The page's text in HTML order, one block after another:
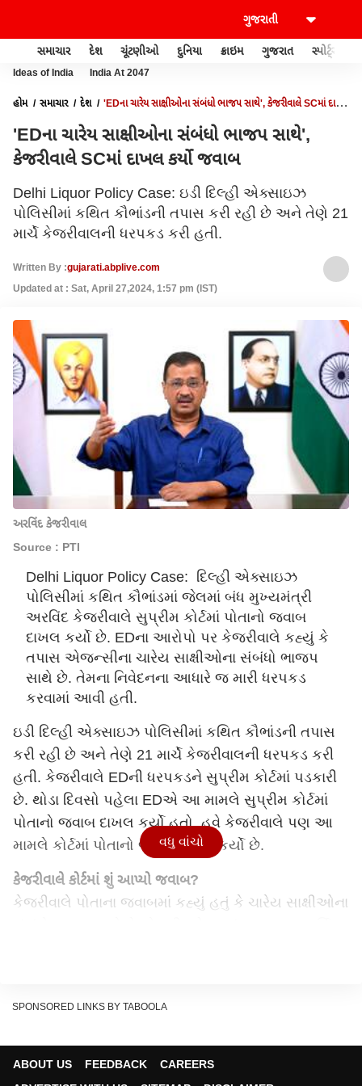
સમાચાર દેશ ચૂંટણીઓ દુનિયા ક્રાઇમ ગુજરાત સ્પોર્ટ્સ
Ideas of India India At 2047
હોમ સમાચાર દેશ
'EDના ચારેય સાક્ષીઓના સંબંધો ભાજપ સાથે', કેજરીવાલે SCમાં દાખલ
'EDના ચારેય સાક્ષીઓના સંબંધો ભાજપ સાથે',
કેજરીવાલે SCમાં દાખલ કર્યો જવાબ
Delhi Liquor Policy Case: ઇડી દિલ્હી એક્સાઇઝ
પોલિસીમાં કથિત કૌભાંડની તપાસ કરી રહી છે અને તેણે 21
માર્ચે કેજરીવાલની ધરપકડ કરી હતી.
Written By :gujarati.abplive.com
Updated at : Sat, April 27,2024, 1:57 pm (IST)
અરવિંદ કેજરીવાલ
Source : PTI
Delhi Liquor Policy Case: દિલ્હી એક્સાઇઝ
પોલિસીમાં કથિત કૌભાંડમાં જેલમાં બંધ મુખ્યમંત્રી
અરવિંદ કેજરીવાલે સુપ્રીમ કોર્ટમાં પોતાનો જવાબ
દાખલ કર્યો છે. EDના આરોપો પર કેજરીવાલે કહ્યું કે
તપાસ એજન્સીના ચારેય સાક્ષીઓના સંબંધો ભાજપ
સાથે છે. તેમના નિવેદનના આધારે જ મારી ધરપકડ
કરવામાં આવી હતી.
ઇડી દિલ્હી એક્સાઇઝ પોલિસીમાં કથિત કૌભાંડની તપાસ
કરી રહી છે અને તેણે 21 માર્ચે કેજરીવાલની ધરપકડ કરી
હતી. કેજરીવાલે EDની ધરપકડને સુપ્રીમ કોર્ટમાં પડકારી
છે. થોડા દિવસો પહેલા EDએ આ મામલે સુપ્રીમ કોર્ટમાં
પોતાનો જવાબ દાખલ કર્યો હતો. હવે કેજરીવાલે પણ આ
મામલે કોર્ટમાં પોતાનો જવાબ દાખલ કર્યો છે.
કેજરીવાલે કોર્ટમાં શું આપ્યો જવાબ?
કેજરીવાલે પોતાના જવાબમાં કહ્યું હતું કે ચારેય સાક્ષીઓના
નિવેદનના આધારે મારી ધરપકડ કરવામાં આવી હતી.''
વધુ વાંચો
SPONSORED LINKS BY TABOOLA
ABOUT US FEEDBACK
CAREERS